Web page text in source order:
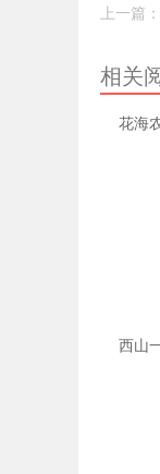
上一篇：
相关
花海
西山